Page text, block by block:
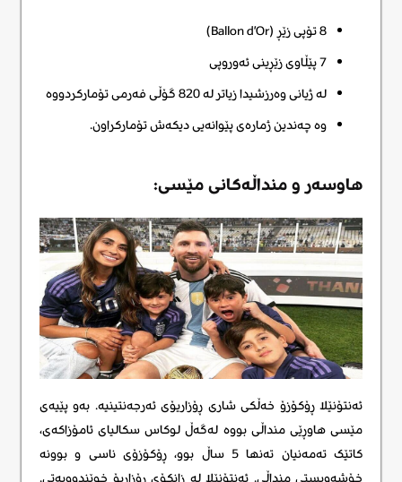
8 تۆپی زێڕ (Ballon d’Or)
7 پێڵاوی زێڕینی ئەوروپی
لە ژیانی وەرزشیدا زیاتر لە 820 گۆڵی فەرمی تۆمارکردووە
وە چەندین ژمارەی پێوانەیی دیکەش تۆمارکراون.
هاوسەر و منداڵەکانی مێسی:
ئەنتۆنێلا ڕۆکۆزۆ خەڵکی شاری ڕۆزاریۆی ئەرجەنتینیە. بەو پێیەی
مێسی هاوڕێی منداڵی بووە لەگەڵ لوکاس سکالیای ئامۆزاکەی،
کاتێک تەمەنیان تەنها 5 ساڵ بوو، ڕۆکۆزۆی ناسی و بوونە
خۆشەویستی منداڵی. ئەنتۆنێلا لە زانکۆی ڕۆزاریۆ خوێندوویەتی.